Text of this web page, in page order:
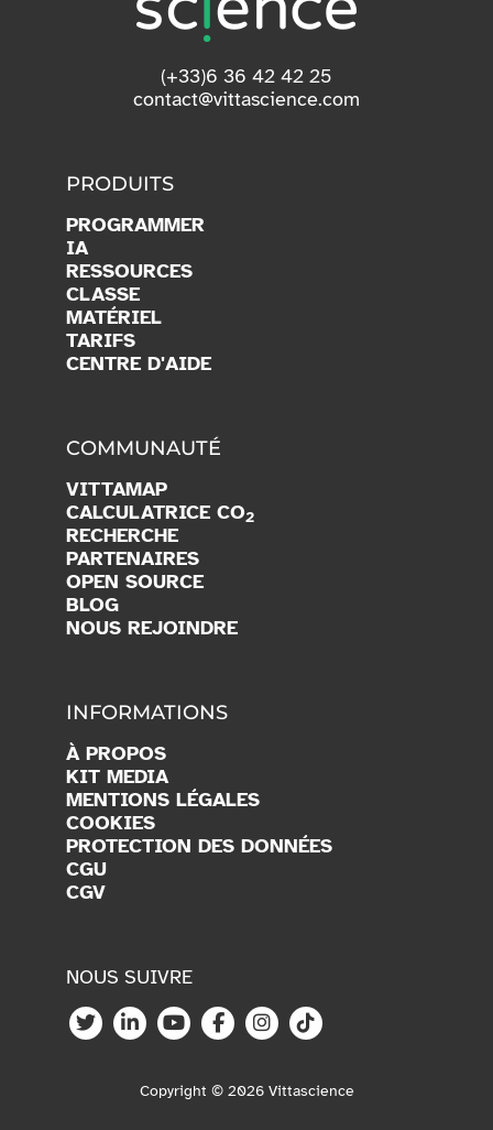
(+33)6 36 42 42 25
contact@vittascience.com
PRODUITS
PROGRAMMER
IA
RESSOURCES
CLASSE
MATÉRIEL
TARIFS
CENTRE D'AIDE
COMMUNAUTÉ
VITTAMAP
CALCULATRICE CO2
RECHERCHE
PARTENAIRES
OPEN SOURCE
BLOG
NOUS REJOINDRE
INFORMATIONS
À PROPOS
KIT MEDIA
MENTIONS LÉGALES
COOKIES
PROTECTION DES DONNÉES
CGU
CGV
NOUS SUIVRE
Copyright © 2026 Vittascience